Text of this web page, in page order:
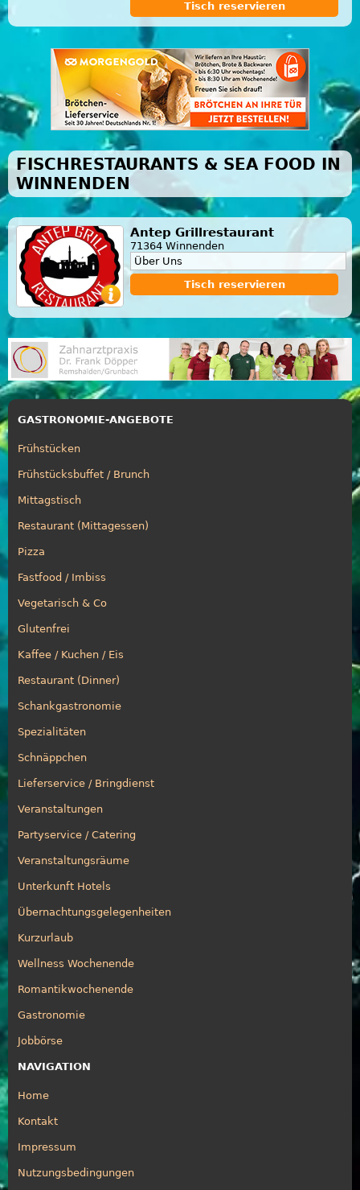
Tisch reservieren
FISCHRESTAURANTS & SEA FOOD IN
WINNENDEN
Antep Grillrestaurant
71364 Winnenden
Über Uns
Tisch reservieren
GASTRONOMIE-ANGEBOTE
Frühstücken
Frühstücksbuffet / Brunch
Mittagstisch
Restaurant (Mittagessen)
Pizza
Fastfood / Imbiss
Vegetarisch & Co
Glutenfrei
Kaffee / Kuchen / Eis
Restaurant (Dinner)
Schankgastronomie
Spezialitäten
Schnäppchen
Lieferservice / Bringdienst
Veranstaltungen
Partyservice / Catering
Veranstaltungsräume
Unterkunft Hotels
Übernachtungsgelegenheiten
Kurzurlaub
Wellness Wochenende
Romantikwochenende
Gastronomie
Jobbörse
NAVIGATION
Home
Kontakt
Impressum
Nutzungsbedingungen